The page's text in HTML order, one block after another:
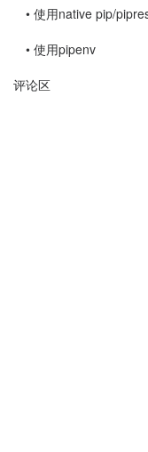
• 使用native pip/
• 使用pipenv
评论区